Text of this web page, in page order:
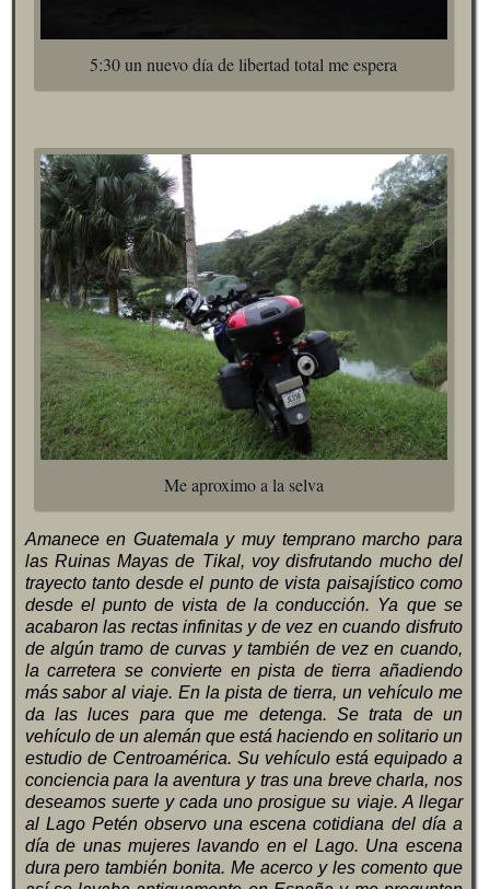
5:30 un nuevo día de libertad total me espera
Me aproximo a la selva
Amanece en Guatemala y muy temprano marcho para
las Ruinas Mayas de Tikal, voy disfrutando mucho del
trayecto tanto desde el punto de vista paisajístico como
desde el punto de vista de la conducción. Ya que se
acabaron las rectas infinitas y de vez en cuando disfruto
de algún tramo de curvas y también de vez en cuando,
la carretera se convierte en pista de tierra añadiendo
más sabor al viaje. En la pista de tierra, un vehículo me
da las luces para que me detenga. Se trata de un
vehículo de un alemán que está haciendo en solitario un
estudio de Centroamérica. Su vehículo está equipado a
conciencia para la aventura y tras una breve charla, nos
deseamos suerte y cada uno prosigue su viaje. A llegar
al Lago Petén observo una escena cotidiana del día a
día de unas mujeres lavando en el Lago. Una escena
dura pero también bonita. Me acerco y les comento que